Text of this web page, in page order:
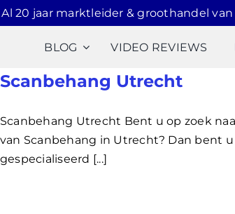
Al 20 jaar marktleider & groothandel
BLOG VIDEO REVIEWS
Scanbehang Utrecht
Scanbehang Utrecht Bent u op zoek
van Scanbehang in Utrecht? Dan bent
gespecialiseerd [...]